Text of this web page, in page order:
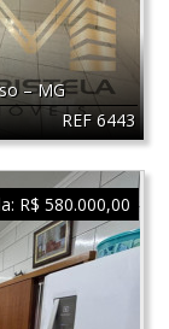
REF 6443
–MG
R$ 580.000,00